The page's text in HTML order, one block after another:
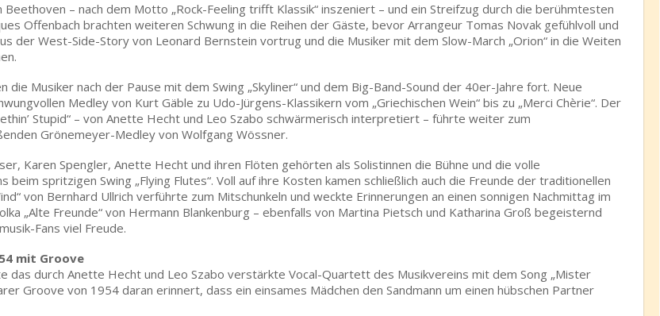
Beethoven – nach dem Motto „Rock-Feeling trifft Klassik“ inszeniert – und ein Streifzug durch die berühmtesten
Offenbach brachten weiteren Schwung in die Reihen der Gäste, bevor Arrangeur Tomas Novak gefühlvoll und
der West-Side-Story von Leonard Bernstein vortrug und die Musiker mit dem Slow-March „Orion“ in die Weiten
die Musiker nach der Pause mit dem Swing „Skyliner“ und dem Big-Band-Sound der 40er-Jahre fort. Neue
Medley von Kurt Gäble zu Udo-Jürgens-Klassikern vom „Griechischen Wein“ bis zu „Merci Chèrie“. Der
Stupid“ – von Anette Hecht und Leo Szabo schwärmerisch interpretiert – führte weiter zum
Grönemeyer-Medley von Wolfgang Wössner.
Karen Spengler, Anette Hecht und ihren Flöten gehörten als Solistinnen die Bühne und die volle
beim spritzigen Swing „Flying Flutes“. Voll auf ihre Kosten kamen schließlich auch die Freunde der traditionellen
von Bernhard Ullrich verführte zum Mitschunkeln und weckte Erinnerungen an einen sonnigen Nachmittag im
„Alte Freunde“ von Hermann Blankenburg – ebenfalls von Martina Pietsch und Katharina Groß begeisternd
Fans viel Freude.
mit Groove
das durch Anette Hecht und Leo Szabo verstärkte Vocal-Quartett des Musikvereins mit dem Song „Mister
Groove von 1954 daran erinnert, dass ein einsames Mädchen den Sandmann um einen hübschen Partner